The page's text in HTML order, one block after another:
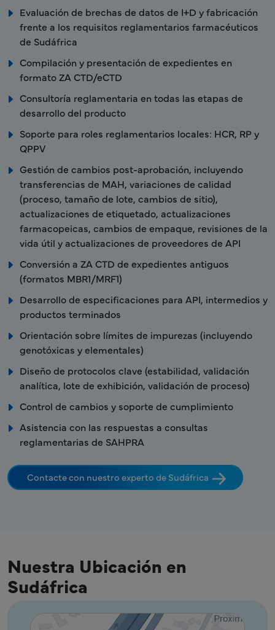
Evaluación de brechas de datos de I+D y fabricación
frente a los requisitos reglamentarios farmacéuticos
de Sudáfrica
Compilación y presentación de expedientes en
formato ZA CTD/eCTD
Consultoría reglamentaria en todas las etapas de
desarrollo del producto
Soporte para roles reglamentarios locales: HCR, RP y
QPPV
Gestión de cambios post-aprobación, incluyendo
transferencias de MAH, variaciones de calidad
(proceso, tamaño de lote, cambios de sitio),
actualizaciones de etiquetado, actualizaciones
farmacopeicas, cambios de empaque, revisiones de la
vida útil y actualizaciones de proveedores de API
Conversión a ZA CTD de expedientes antiguos
(formatos MBR1/MRF1)
Desarrollo de especificaciones para API, intermedios y
productos terminados
Orientación sobre límites de impurezas (incluyendo
genotóxicas y elementales)
Diseño de protocolos clave (estabilidad, validación
analítica, lote de exhibición, validación de proceso)
Control de cambios y soporte de cumplimiento
Asistencia con las respuestas a consultas
reglamentarias de SAHPRA
Contacte con nuestro experto de Sudáfrica
Nuestra Ubicación en
Sudáfrica